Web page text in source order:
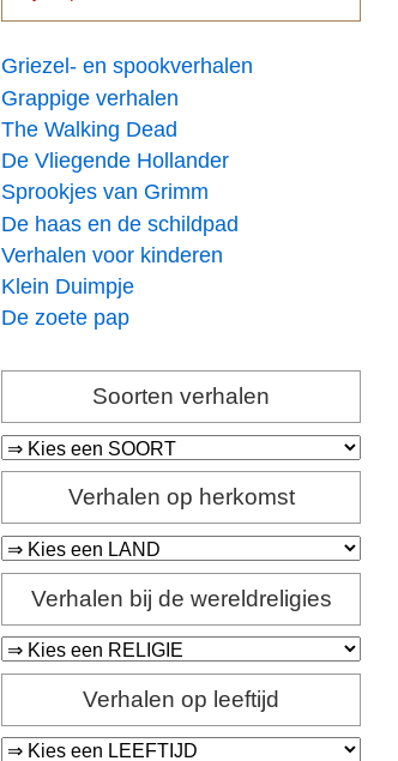
Griezel- en spookverhalen
Grappige verhalen
The Walking Dead
De Vliegende Hollander
Sprookjes van Grimm
De haas en de schildpad
Verhalen voor kinderen
Klein Duimpje
De zoete pap
Soorten verhalen
Verhalen op herkomst
Verhalen bij de wereldreligies
Verhalen op leeftijd